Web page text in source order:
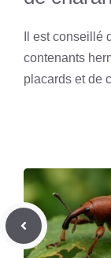
Il est conseillé
contenants
placards et de